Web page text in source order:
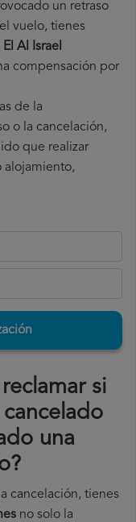
un retraso
vuelo, tienes
Al Israel
compensación por
de la
o la cancelación,
que realizar
alojamiento,
si
una
cancelación, tienes
no solo la